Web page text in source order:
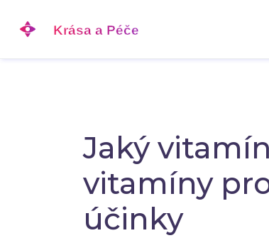
Jaký
vitamíny
účinky